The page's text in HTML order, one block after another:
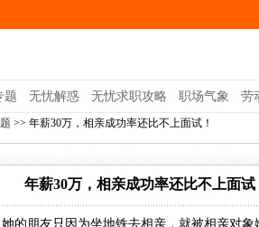
题 无忧解惑 无忧求职攻略 职场气象 劳
>> 年薪30万，相亲成功率还比不上面试！
年薪30万，相亲成功率还比不上面试
朋友只因为坐地铁去相亲，就被相亲对象